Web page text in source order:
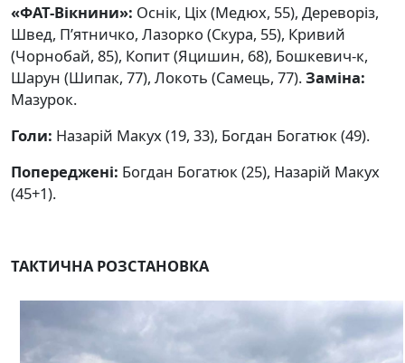
«ФАТ-Вікнини»: Оснік, Ціх (Медюх, 55), Дереворіз,
Швед, П’ятничко, Лазорко (Скура, 55), Кривий
(Чорнобай, 85), Копит (Яцишин, 68), Бошкевич-к,
Шарун (Шипак, 77), Локоть (Самець, 77).Заміна:
Мазурок.
Голи: Назарій Макух (19, 33), Богдан Богатюк (49).
Попереджені: Богдан Богатюк (25), Назарій Макух
(45+1).
ТАКТИЧНА РОЗСТАНОВКА